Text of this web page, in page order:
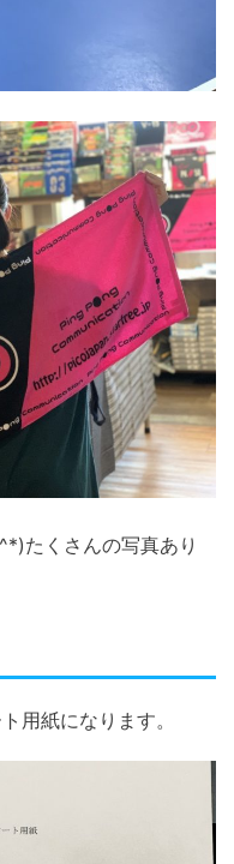
たくさんの写真あり
用紙になります。